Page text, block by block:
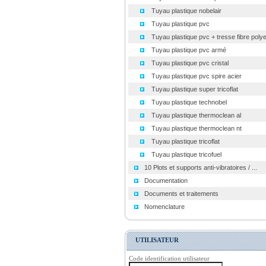
Tuyau plastique nobelair
Tuyau plastique pvc
Tuyau plastique pvc + tresse fibre
Tuyau plastique pvc armé
Tuyau plastique pvc cristal
Tuyau plastique pvc spire acier
Tuyau plastique super tricoflat
Tuyau plastique technobel
Tuyau plastique thermoclean al
Tuyau plastique thermoclean nt
Tuyau plastique tricoflat
Tuyau plastique tricofuel
10 Plots et supports anti-vibratoires / ...
Documentation
Documents et traitements
Nomenclature
UTILISATEUR
Code identification utilisateur